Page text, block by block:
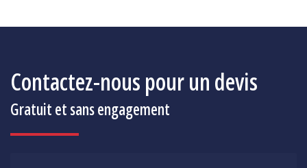
Contactez-nous pour un devis
Gratuit et sans engagement